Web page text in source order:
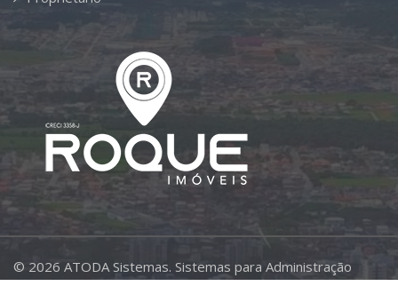
© 2026 ATODA Sistemas. Sistemas para Administração